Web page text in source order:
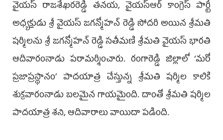
వైయస్ రాజశేఖరరెడ్డి తనయ, వైయస్ఆర్ కాంగ్రెస్ పార్టీ
అధ్యక్షుడు శ్రీ వైయస్ జగన్మోహన్ రెడ్డి సోదరి అయిన శ్రీమతి
షర్మిలను శ్రీ జగన్మోహన్ రెడ్డి సతీమణి శ్రీమతి వైయస్ భారతి
ఆదివారంనాడు పరామర్శించారు. రంగారెడ్డి జిల్లాలో ‘మరో
ప్రజాప్రస్థానం’ పాదయాత్ర చేస్తున్న శ్రీమతి షర్మిల కాలికి
శుక్రవారంనాడు బలమైన గాయమైంది. దాంతో శ్రీమతి షర్మిల
పాదయాత్ర శని, ఆదివారాలు వాయిదా పడింది.